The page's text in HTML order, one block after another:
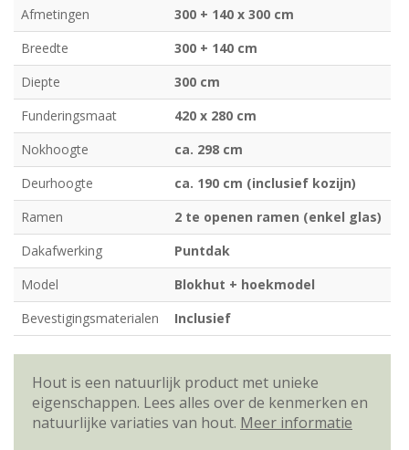
Afmetingen
300 + 140 x 300 cm
Breedte
300 + 140 cm
Diepte
300 cm
Funderingsmaat
420 x 280 cm
Nokhoogte
ca. 298 cm
Deurhoogte
ca. 190 cm (inclusief kozijn)
Ramen
2 te openen ramen (enkel glas)
Dakafwerking
Puntdak
Model
Blokhut + hoekmodel
Bevestigingsmaterialen
Inclusief
Hout is een natuurlijk product met unieke
eigenschappen. Lees alles over de kenmerken en
natuurlijke variaties van hout. Meer informatie